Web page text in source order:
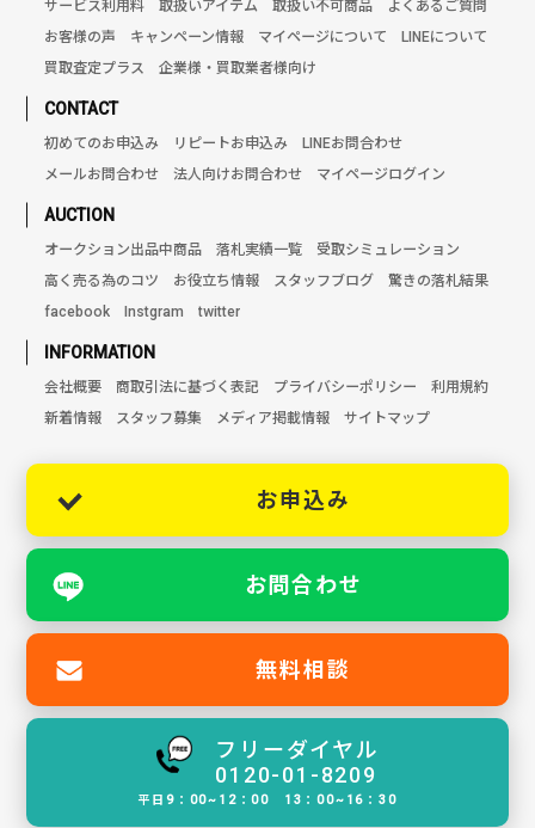
サービス利用料
取扱いアイテム 取扱い不可商品
よくあるご質問
お客様の声
キャンペーン情報 マイページについて
LINEについて
買取査定プラス
企業様・買取業者様向け
CONTACT
初めてのお申込み リピートお申込み
LINEお問合わせ
メールお問合わせ
法人向けお問合わせ マイページログイン
AUCTION
オークション出品中商品 落札実績一覧
受取シミュレーション
高く売る為のコツ
お役立ち情報 スタッフブログ
驚きの落札結果
facebook
Instgram twitter
INFORMATION
会社概要 商取引法に基づく表記 プライバシーポリシー
利用規約
新着情報
スタッフ募集 メディア掲載情報 サイトマップ
お申込み
お問合わせ
無料相談
フリーダイヤル
0120-01-8209
平日9：00~12：00 13：00~16：30